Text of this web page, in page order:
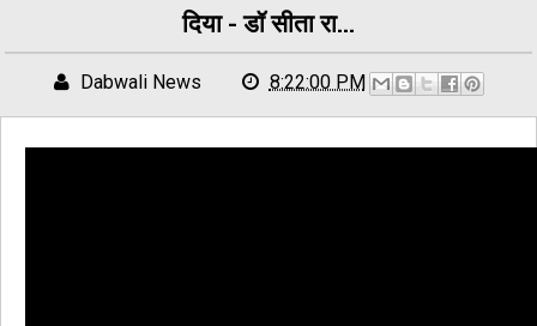
दिया - डॉ सीता रा...
Dabwali News 8:22:00 PM